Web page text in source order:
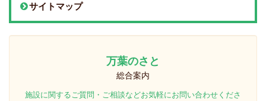
サイトマップ
万葉のさと
総合案内
施設に関するご質問・ご相談などお気軽にお問い合わせくださ